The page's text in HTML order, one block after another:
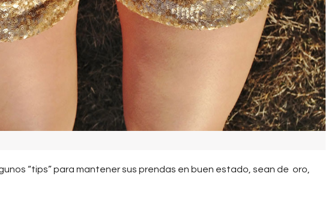
“tips” para mantener sus prendas en buen estado, sean de oro,